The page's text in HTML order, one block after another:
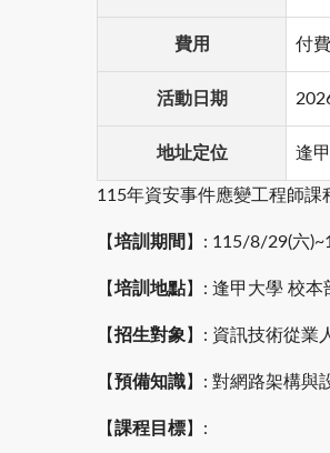
費用 付費
活動日期
地址定位 逢
115年資安事件應變工程師課
【培訓期間 】: 115/8/29(六
【培訓地點】: 逢甲大學 校本
【招生對象 】: 資訊技術從業
【預備知識】: 對網路架構與
【課程目標】: